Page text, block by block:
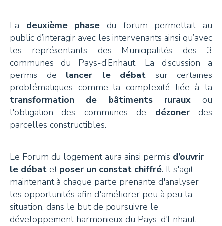
La deuxième phasedu forum permettait au
public d’interagir avec les intervenants ainsi qu’avec
les représentants des Municipalités des 3
communes du Pays-d’Enhaut. La discussion a
permis de lancer le débatsur certaines
problématiques comme la complexité liée à la
transformation de bâtiments ruraux ou
l'obligation des communes de dézonerdes
parcelles constructibles.
Le Forum du logement aura ainsi permis d’ouvrir
le débat et poser un constat chiffré. Il s'agit
maintenant à chaque partie prenante d'analyser
les opportunités afin d'améliorer peu à peu la
situation, dans le but de poursuivre le
développement harmonieux du Pays-d'Enhaut.